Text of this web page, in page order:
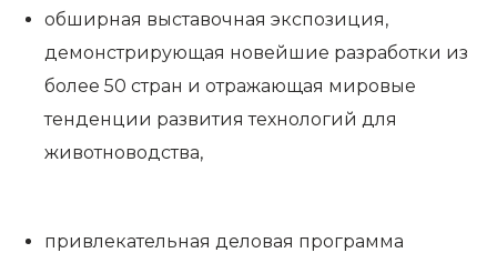
обширная выставочная экспозиция,
демонстрирующая новейшие разработки из
более 50 стран и отражающая мировые
тенденции развития технологий для
животноводства,
привлекательная деловая программа